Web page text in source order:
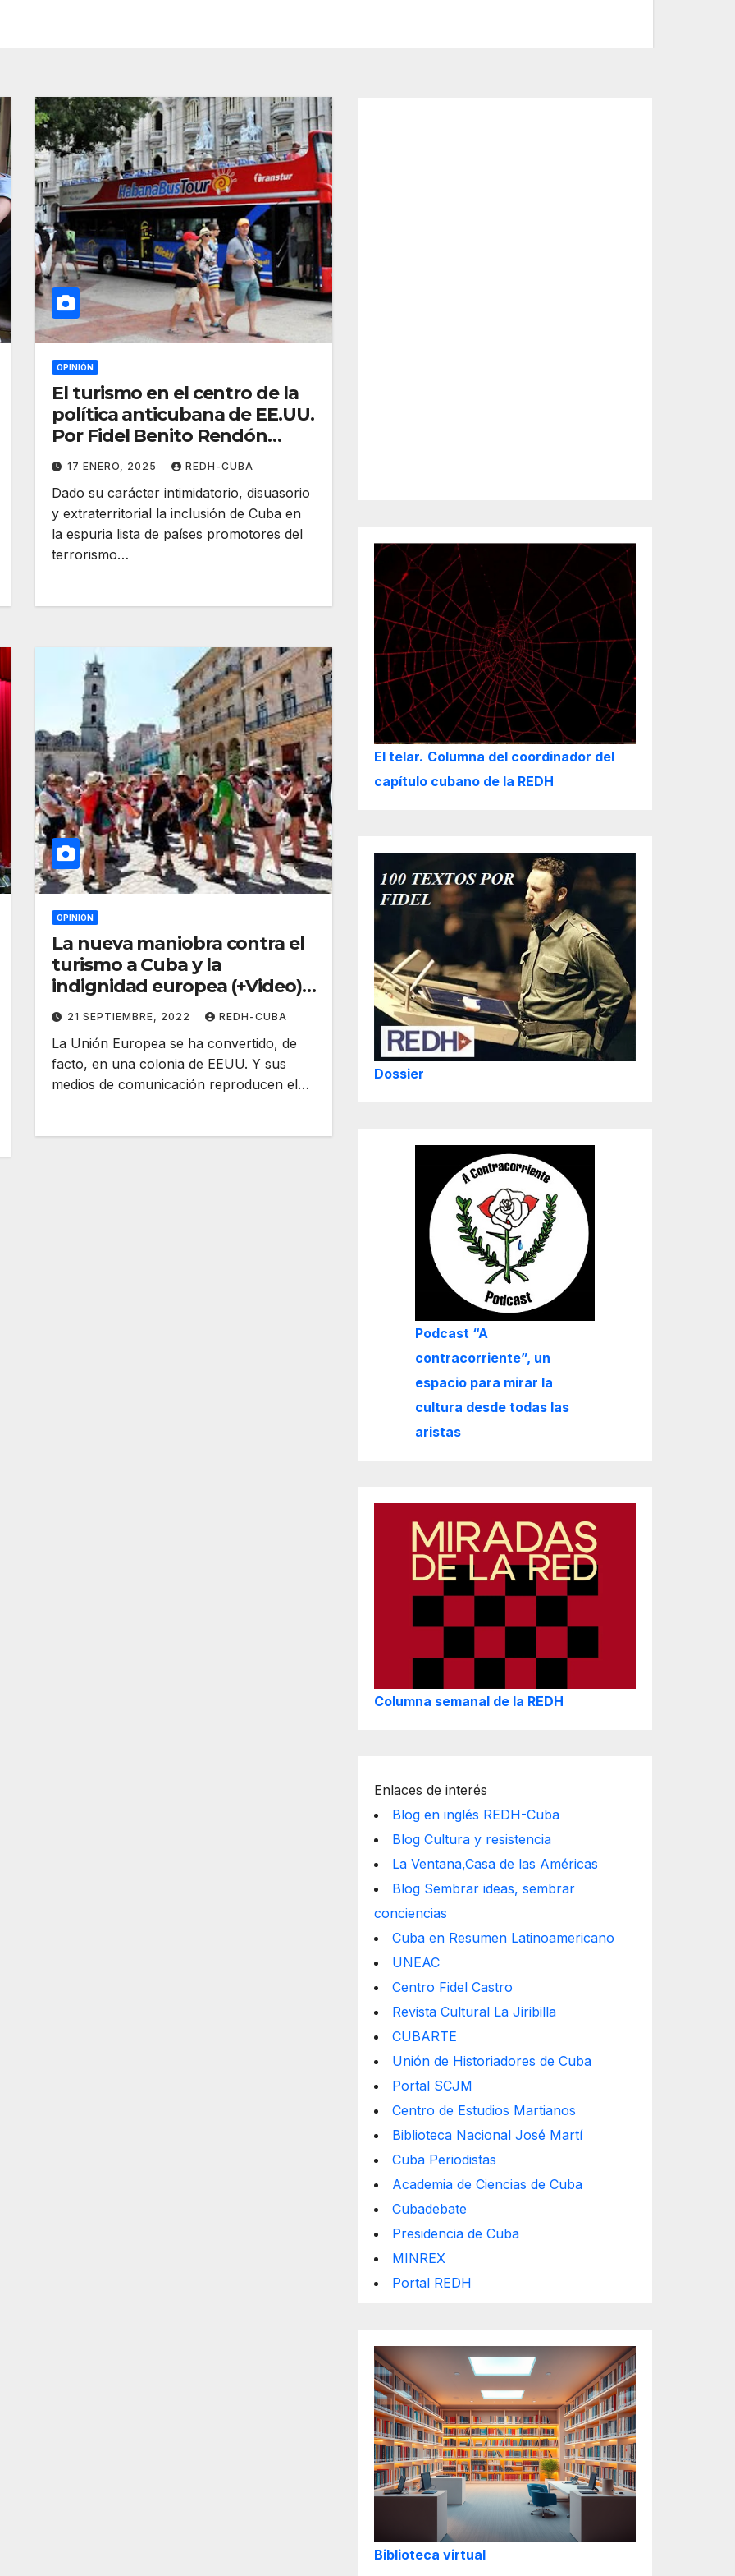
OPINIÓN
El turismo en el centro de la
política anticubana de EE.UU.
Por Fidel Benito Rendón
Matienzo
17 ENERO, 2025 REDH-CUBA
Dado su carácter intimidatorio, disuasorio
y extraterritorial la inclusión de Cuba en
la espuria lista de países promotores del
terrorismo…
OPINIÓN
La nueva maniobra contra el
turismo a Cuba y la
indignidad europea (+Video).
Por José Manzaneda
21 SEPTIEMBRE, 2022 REDH-CUBA
La Unión Europea se ha convertido, de
facto, en una colonia de EEUU. Y sus
medios de comunicación reproducen el…
El telar. Columna del coordinador del
capítulo cubano de la REDH
Dossier
Podcast “A
contracorriente”, un
espacio para mirar la
cultura desde todas las
aristas
Columna semanal de la REDH
Enlaces de interés
Blog en inglés REDH-Cuba
Blog Cultura y resistencia
La Ventana,Casa de las Américas
Blog Sembrar ideas, sembrar
conciencias
Cuba en Resumen Latinoamericano
UNEAC
Centro Fidel Castro
Revista Cultural La Jiribilla
CUBARTE
Unión de Historiadores de Cuba
Portal SCJM
Centro de Estudios Martianos
Biblioteca Nacional José Martí
Cuba Periodistas
Academia de Ciencias de Cuba
Cubadebate
Presidencia de Cuba
MINREX
Portal REDH
Biblioteca virtual